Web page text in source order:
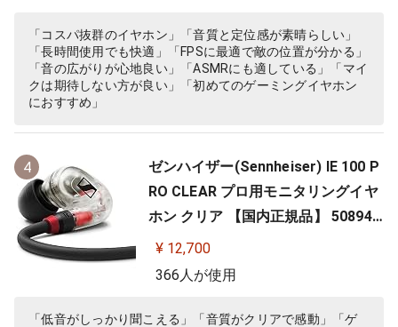
「コスパ抜群のイヤホン」「音質と定位感が素晴らしい」
「長時間使用でも快適」「FPSに最適で敵の位置が分かる」
「音の広がりが心地良い」「ASMRにも適している」「マイ
クは期待しない方が良い」「初めてのゲーミングイヤホン
におすすめ」
4
ゼンハイザー(Sennheiser) IE 100 P
RO CLEAR プロ用モニタリングイヤ
ホン クリア 【国内正規品】 508941
カナル型 有線イヤホン
¥ 12,700
366人が使用
「低音がしっかり聞こえる」「音質がクリアで感動」「ゲ